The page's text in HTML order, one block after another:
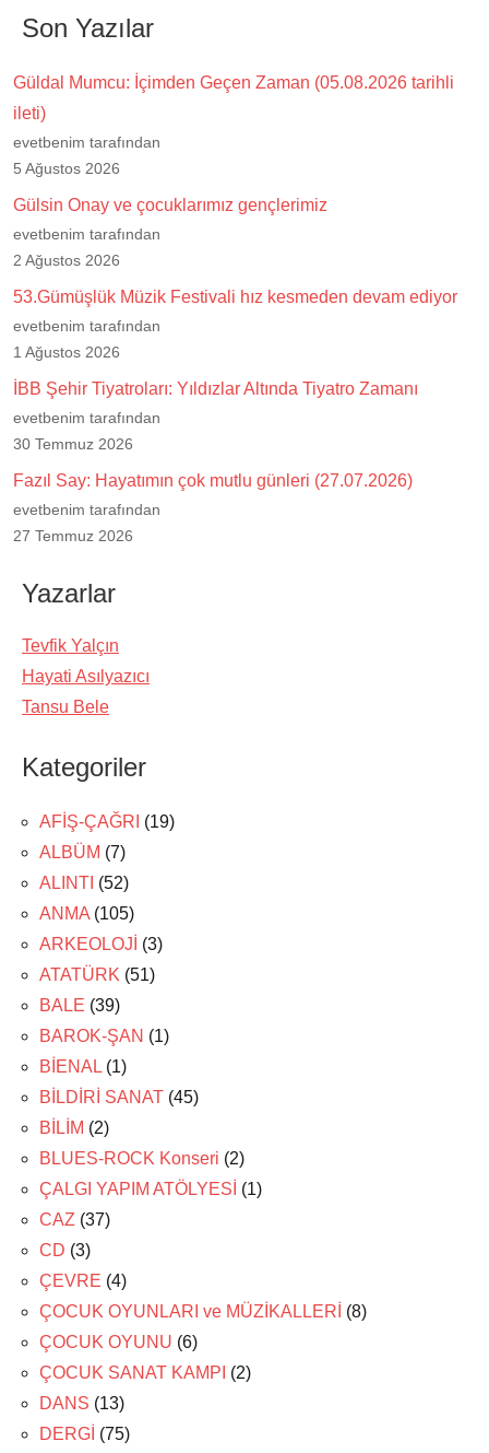
Son Yazılar
Güldal Mumcu: İçimden Geçen Zaman (05.08.2026 tarihli
ileti)
evetbenim tarafından
5 Ağustos 2026
Gülsin Onay ve çocuklarımız gençlerimiz
evetbenim tarafından
2 Ağustos 2026
53.Gümüşlük Müzik Festivali hız kesmeden devam ediyor
evetbenim tarafından
1 Ağustos 2026
İBB Şehir Tiyatroları: Yıldızlar Altında Tiyatro Zamanı
evetbenim tarafından
30 Temmuz 2026
Fazıl Say: Hayatımın çok mutlu günleri (27.07.2026)
evetbenim tarafından
27 Temmuz 2026
Yazarlar
Tevfik Yalçın
Hayati Asılyazıcı
Tansu Bele
Kategoriler
AFİŞ-ÇAĞRI (19)
ALBÜM (7)
ALINTI (52)
ANMA (105)
ARKEOLOJİ (3)
ATATÜRK (51)
BALE (39)
BAROK-ŞAN (1)
BİENAL (1)
BİLDİRİ SANAT (45)
BİLİM (2)
BLUES-ROCK Konseri (2)
ÇALGI YAPIM ATÖLYESİ (1)
CAZ (37)
CD (3)
ÇEVRE (4)
ÇOCUK OYUNLARI ve MÜZİKALLERİ (8)
ÇOCUK OYUNU (6)
ÇOCUK SANAT KAMPI (2)
DANS (13)
DERGİ (75)